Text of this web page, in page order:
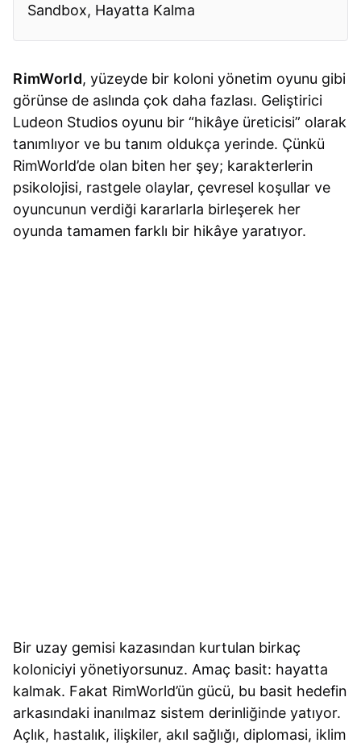
Sandbox, Hayatta Kalma
RimWorld, yüzeyde bir koloni yönetim oyunu gibi
görünse de aslında çok daha fazlası. Geliştirici
Ludeon Studios oyunu bir “hikâye üreticisi” olarak
tanımlıyor ve bu tanım oldukça yerinde. Çünkü
RimWorld’de olan biten her şey; karakterlerin
psikolojisi, rastgele olaylar, çevresel koşullar ve
oyuncunun verdiği kararlarla birleşerek her
oyunda tamamen farklı bir hikâye yaratıyor.
Bir uzay gemisi kazasından kurtulan birkaç
koloniciyi yönetiyorsunuz. Amaç basit: hayatta
kalmak. Fakat RimWorld’ün gücü, bu basit hedefin
arkasındaki inanılmaz sistem derinliğinde yatıyor.
Açlık, hastalık, ilişkiler, akıl sağlığı, diplomasi, iklim